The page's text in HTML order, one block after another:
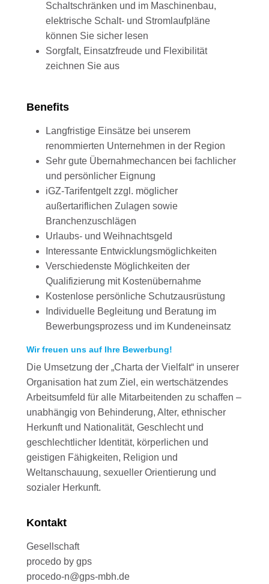
Schaltschränken und im Maschinenbau,
elektrische Schalt- und Stromlaufpläne
können Sie sicher lesen
Sorgfalt, Einsatzfreude und Flexibilität
zeichnen Sie aus
Benefits
Langfristige Einsätze bei unserem
renommierten Unternehmen in der Region
Sehr gute Übernahmechancen bei fachlicher
und persönlicher Eignung
iGZ-Tarifentgelt zzgl. möglicher
außertariflichen Zulagen sowie
Branchenzuschlägen
Urlaubs- und Weihnachtsgeld
Interessante Entwicklungsmöglichkeiten
Verschiedenste Möglichkeiten der
Qualifizierung mit Kostenübernahme
Kostenlose persönliche Schutzausrüstung
Individuelle Begleitung und Beratung im
Bewerbungsprozess und im Kundeneinsatz
Wir freuen uns auf Ihre Bewerbung!
Die Umsetzung der „Charta der Vielfalt“ in unserer
Organisation hat zum Ziel, ein wertschätzendes
Arbeitsumfeld für alle Mitarbeitenden zu schaffen –
unabhängig von Behinderung, Alter, ethnischer
Herkunft und Nationalität, Geschlecht und
geschlechtlicher Identität, körperlichen und
geistigen Fähigkeiten, Religion und
Weltanschauung, sexueller Orientierung und
sozialer Herkunft.
Kontakt
Gesellschaft
procedo by gps
procedo-n@gps-mbh.de